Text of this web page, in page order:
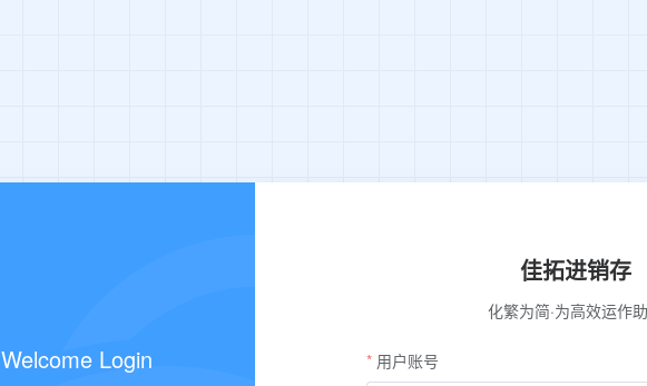
Welcome Login
佳拓进销存
化繁为简·为高效运作
用户账号